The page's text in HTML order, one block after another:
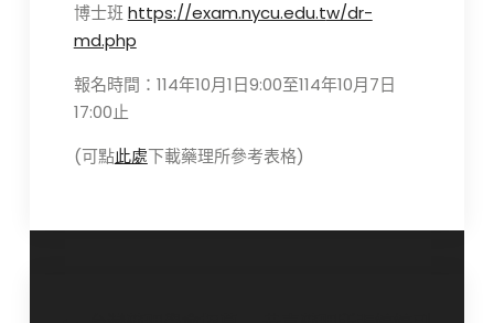
博士班 https://exam.nycu.edu.tw/dr-
md.php
報名時間：114年10月1日9:00至114年10月7日
17:00止
(可點此處下載藥理所參考表格)